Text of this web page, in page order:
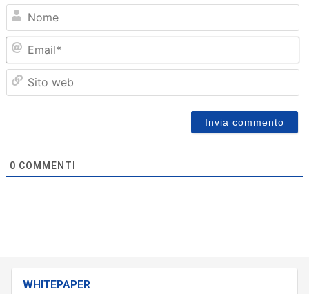
0 COMMENTI
WHITEPAPER